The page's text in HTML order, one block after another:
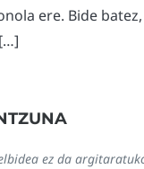
ere. Bide
ez da